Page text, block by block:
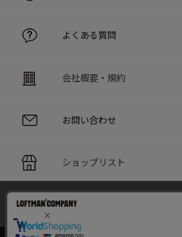
よくある質問
会社概要・規約
お問い合わせ
ショップリスト
PC版サイト
当サイトでは利用体験の向上およびコンテン
ラフィックの分析を目的としてCookieを使用
サイトの閲覧を継続された場合、Cookieの利